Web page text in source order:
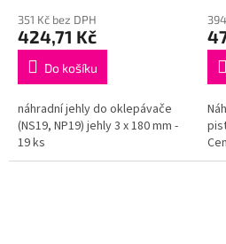
351 Kč bez DPH
424,71 Kč
Do košíku
náhradní jehly do oklepávače
(NS19, NP19) jehly 3 x 180 mm -
19 ks